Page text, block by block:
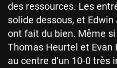
des ressources. Les
solide dessous, et
ont fait du bien. Même
Thomas Heurtel et Evan
au centre d’un 10-0